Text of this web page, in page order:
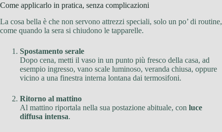
Come applicarlo in pratica, senza complicazioni
La cosa bella è che non servono attrezzi speciali, solo un po’ di routine,
come quando la sera si chiudono le tapparelle.
Spostamento serale
Dopo cena, metti il vaso in un punto più fresco della casa, ad
esempio ingresso, vano scale luminoso, veranda chiusa, oppure
vicino a una finestra interna lontana dai termosifoni.
Ritorno al mattino
Al mattino riportala nella sua postazione abituale, con luce
diffusa intensa.